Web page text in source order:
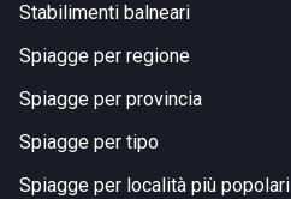
Stabilimenti balneari
Spiagge per regione
Spiagge per provincia
Spiagge per tipo
Spiagge per località più popolari